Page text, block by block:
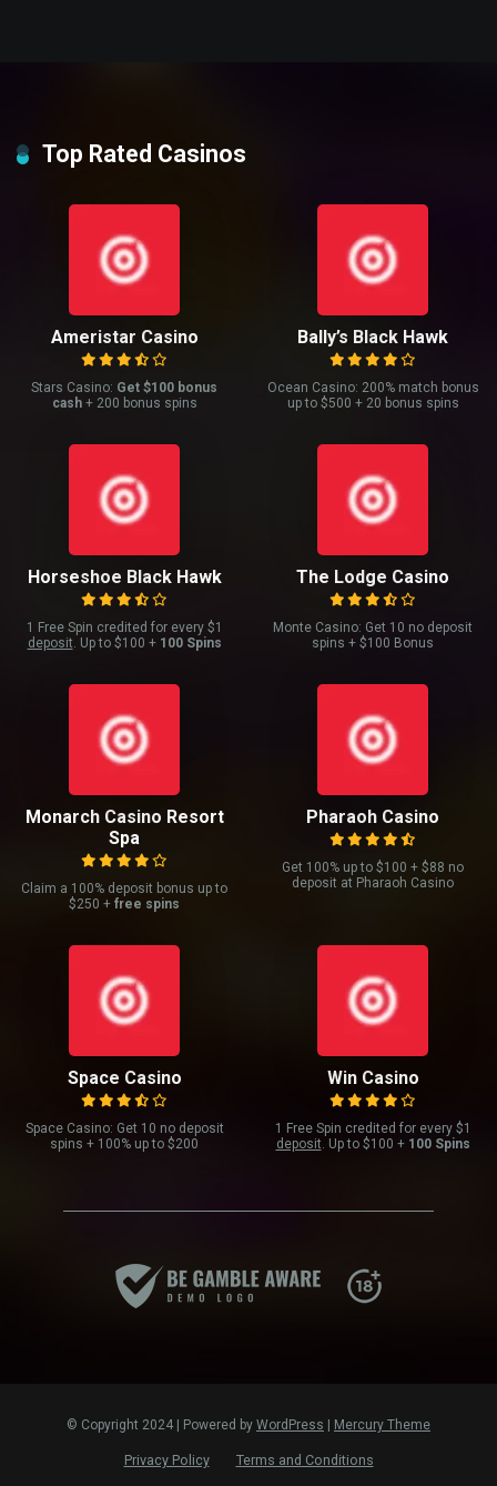
Top Rated Casinos
Ameristar Casino
Stars Casino: Get $100 bonus
cash+ 200 bonus spins
Bally’s Black Hawk
Ocean Casino: 200% match bonus
up to $500 + 20 bonus spins
Horseshoe Black Hawk
1 Free Spin credited for every $1
deposit. Up to $100 + 100 Spins
The Lodge Casino
Monte Casino: Get 10 no deposit
spins + $100 Bonus
Monarch Casino Resort
Spa
Claim a 100% deposit bonus up to
$250 + free spins
Pharaoh Casino
Get 100% up to $100 + $88 no
deposit at Pharaoh Casino
Space Casino
Space Casino: Get 10 no deposit
spins + 100% up to $200
Win Casino
1 Free Spin credited for every $1
deposit. Up to $100 + 100 Spins
© Copyright 2024 | Powered by WordPress Mercury Theme
Privacy Policy Terms and Conditions